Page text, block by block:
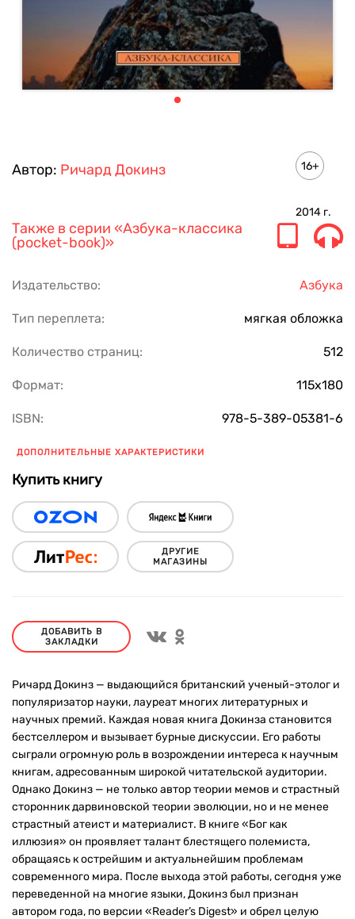
Автор: Ричард Докинз 16+
2014 г.
Также в серии «Азбука-классика
(pocket-book)»
Издательство: Азбука
Тип переплета: мягкая обложка
Количество страниц: 512
Формат: 115х180
ISBN: 978-5-389-05381-6
ДОПОЛНИТЕЛЬНЫЕ ХАРАКТЕРИСТИКИ
Купить книгу
ДРУГИЕ
МАГАЗИНЫ
ДОБАВИТЬ В
ЗАКЛАДКИ
Ричард Докинз — выдающийся британский ученый-этолог и
популяризатор науки, лауреат многих литературных и
научных премий. Каждая новая книга Докинза становится
бестселлером и вызывает бурные дискуссии. Его работы
сыграли огромную роль в возрождении интереса к научным
книгам, адресованным широкой читательской аудитории.
Однако Докинз — не только автор теории мемов и страстный
сторонник дарвиновской теории эволюции, но и не менее
страстный атеист и материалист. В книге «Бог как
иллюзия» он проявляет талант блестящего полемиста,
обращаясь к острейшим и актуальнейшим проблемам
современного мира. После выхода этой работы, сегодня уже
переведенной на многие языки, Докинз был признан
автором года, по версии «Reader’s Digest» и обрел целую